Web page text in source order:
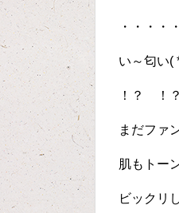
・・・・
い～匂
！？
まだファ
肌もトー
ビックリ